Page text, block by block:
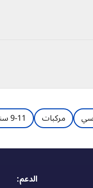
مركبات 9-11 سنوات
الدعم: